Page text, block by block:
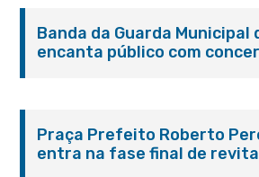
Banda da Guarda
encanta público com
Praça Prefeito Roberto
entra na fase final de